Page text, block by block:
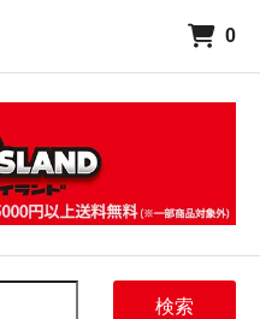
0
検索